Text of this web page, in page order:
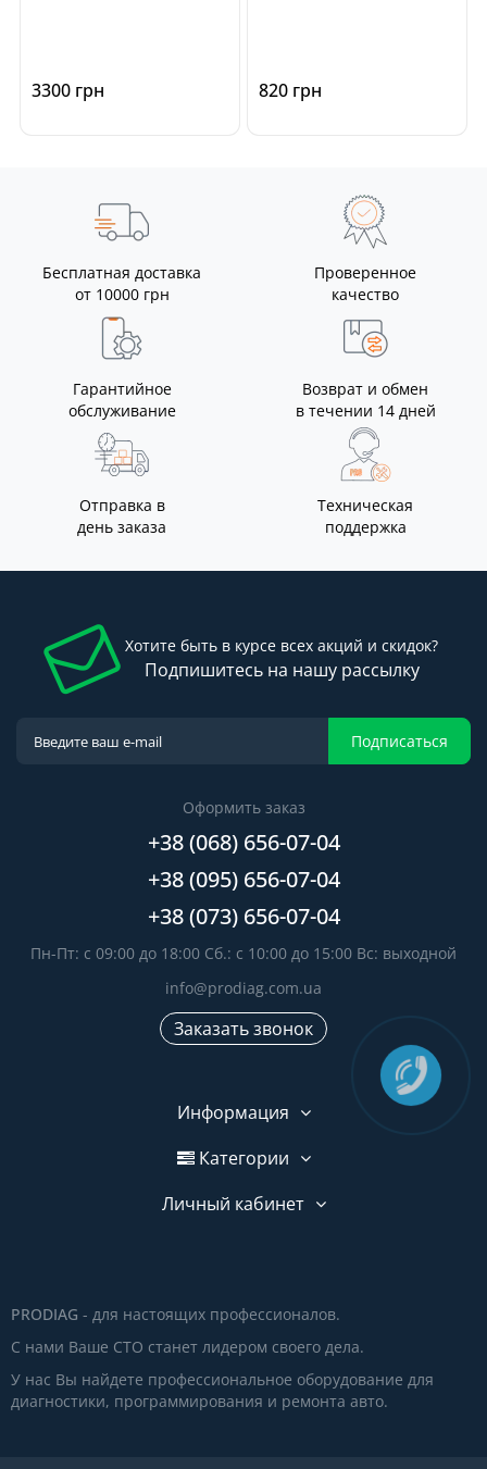
3300 грн 820 грн
Бесплатная доставка
от 10000 грн
Проверенное
качество
Гарантийное
обслуживание
Возврат и обмен
в течении 14 дней
Отправка в
день заказа
Техническая
поддержка
Хотите быть в курсе всех акций и скидок?
Подпишитесь на нашу рассылку
Подписаться
Оформить заказ
+38 (068) 656-07-04
+38 (095) 656-07-04
+38 (073) 656-07-04
Пн-Пт: с 09:00 до 18:00 Сб.: с 10:00 до 15:00 Вс: выходной
info@prodiag.com.ua
Заказать звонок
Информация
Категории
Личный кабинет
PRODIAG - для настоящих профессионалов.
С нами Ваше СТО станет лидером своего дела.
У нас Вы найдете профессиональное оборудование для
диагностики, программирования и ремонта авто.